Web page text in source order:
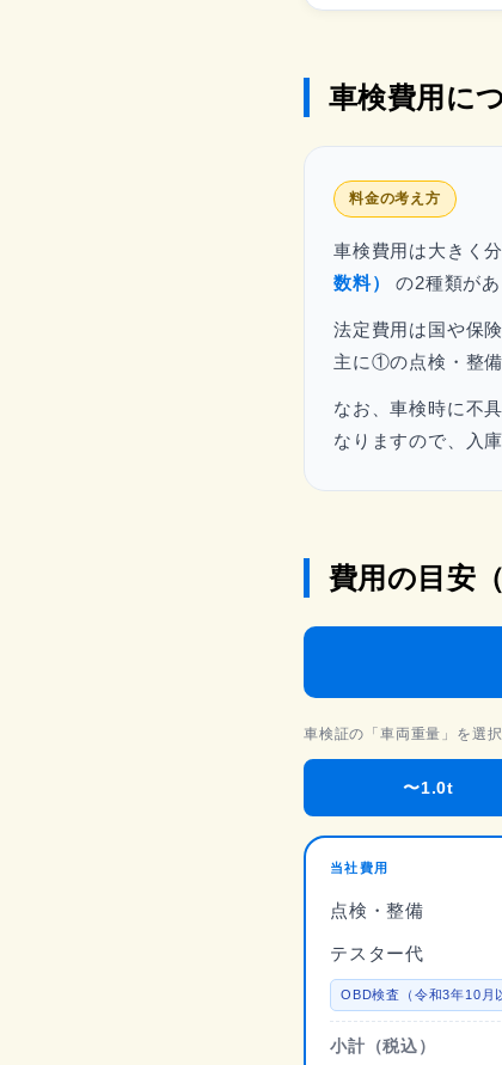
車検費用に
料金の考え方
車検費用は大きく
数料）
の2種類があ
法定費用は国や保
主に①の点検・整備
なお、車検時に不
なりますので、入
費用の目安
車検証の「車両重量」を選
〜1.0t
当社費用
点検・整備
テスター代
OBD検査（令和3年10月
小計（税込）